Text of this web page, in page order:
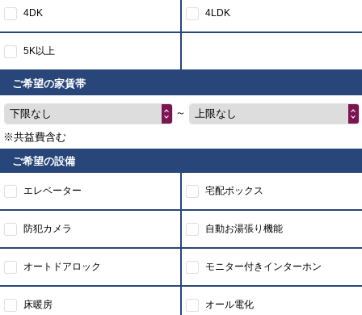
4DK 4LDK
5K以上
ご希望の家賃帯
下限なし ～
上限なし
※共益費含む
ご希望の設備
エレベーター 宅配ボックス
防犯カメラ 自動お湯張り機能
オートドアロック モニター付きインターホン
床暖房 オール電化